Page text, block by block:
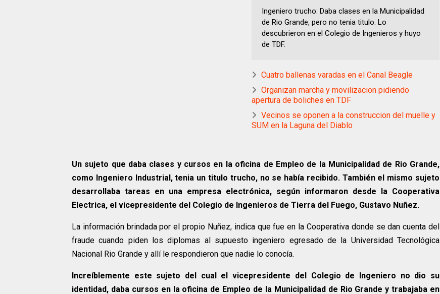
Ingeniero trucho: Daba clases en la Municipalidad
de Rio Grande, pero no tenia titulo. Lo
descubrieron en el Colegio de Ingenieros y huyo
de TDF.
Cuatro ballenas varadas en el Canal Beagle
Organizan marcha y movilizacion pidiendo
apertura de boliches en TDF
Vecinos se oponen a la construccion del muelle y
SUM en la Laguna del Diablo
Un sujeto que daba clases y cursos en la oficina de Empleo de la Municipalidad de Rio Grande,
como Ingeniero Industrial, tenia un titulo trucho, no se había recibido. También el mismo sujeto
desarrollaba tareas en una empresa electrónica, según informaron desde la Cooperativa
Electrica, el vicepresidente del Colegio de Ingenieros de Tierra del Fuego, Gustavo Nuñez.
La información brindada por el propio Nuñez, indica que fue en la Cooperativa donde se dan cuenta del
fraude cuando piden los diplomas al supuesto ingeniero egresado de la Universidad Tecnológica
Nacional Rio Grande y allí le respondieron que nadie lo conocía.
Increíblemente este sujeto del cual el vicepresidente del Colegio de Ingeniero no dio su
identidad, daba cursos en la oficina de Empleo de la Municipalidad de Rio Grande y trabajaba en